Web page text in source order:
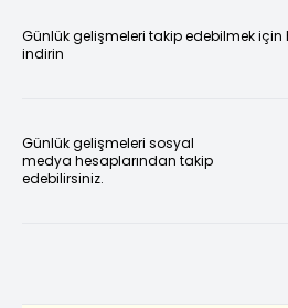
Günlük gelişmeleri takip edebilmek için
indirin
Günlük gelişmeleri sosyal
medya hesaplarından takip
edebilirsiniz.